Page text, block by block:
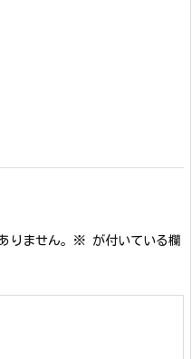
りません。 ※ が付いている欄